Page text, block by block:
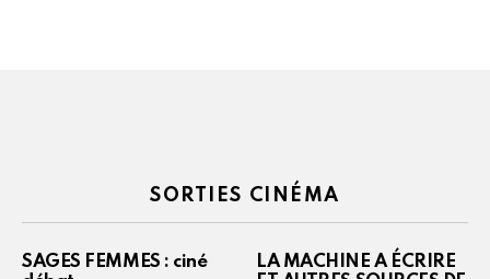
SORTIES CINÉMA
SAGES FEMMES : ciné
LA MACHINE A ÉCRIRE